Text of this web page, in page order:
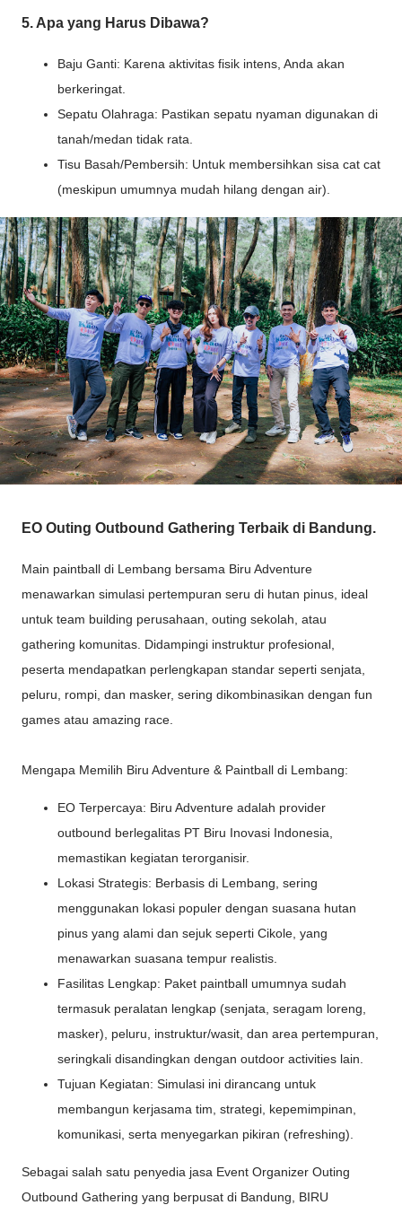
5. Apa yang Harus Dibawa?
Baju Ganti: Karena aktivitas fisik intens, Anda akan
berkeringat.
Sepatu Olahraga: Pastikan sepatu nyaman digunakan di
tanah/medan tidak rata.
Tisu Basah/Pembersih: Untuk membersihkan sisa cat cat
(meskipun umumnya mudah hilang dengan air).
EO Outing Outbound Gathering Terbaik di Bandung.
Main paintball di Lembang bersama Biru Adventure
menawarkan simulasi pertempuran seru di hutan pinus, ideal
untuk team building perusahaan, outing sekolah, atau
gathering komunitas. Didampingi instruktur profesional,
peserta mendapatkan perlengkapan standar seperti senjata,
peluru, rompi, dan masker, sering dikombinasikan dengan fun
games atau amazing race.
Mengapa Memilih Biru Adventure & Paintball di Lembang:
EO Terpercaya: Biru Adventure adalah provider
outbound berlegalitas PT Biru Inovasi Indonesia,
memastikan kegiatan terorganisir.
Lokasi Strategis: Berbasis di Lembang, sering
menggunakan lokasi populer dengan suasana hutan
pinus yang alami dan sejuk seperti Cikole, yang
menawarkan suasana tempur realistis.
Fasilitas Lengkap: Paket paintball umumnya sudah
termasuk peralatan lengkap (senjata, seragam loreng,
masker), peluru, instruktur/wasit, dan area pertempuran,
seringkali disandingkan dengan outdoor activities lain.
Tujuan Kegiatan: Simulasi ini dirancang untuk
membangun kerjasama tim, strategi, kepemimpinan,
komunikasi, serta menyegarkan pikiran (refreshing).
Sebagai salah satu penyedia jasa Event Organizer Outing
Outbound Gathering yang berpusat di Bandung, BIRU